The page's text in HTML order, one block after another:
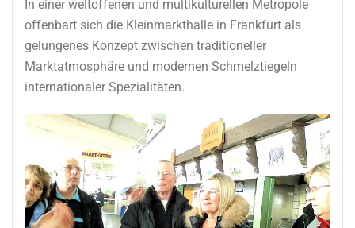
In einer weltoffenen und multikulturellen Metropole
offenbart sich die Kleinmarkthalle in Frankfurt als
gelungenes Konzept zwischen traditioneller
Marktatmosphäre und modernen Schmelztiegeln
internationaler Spezialitäten.